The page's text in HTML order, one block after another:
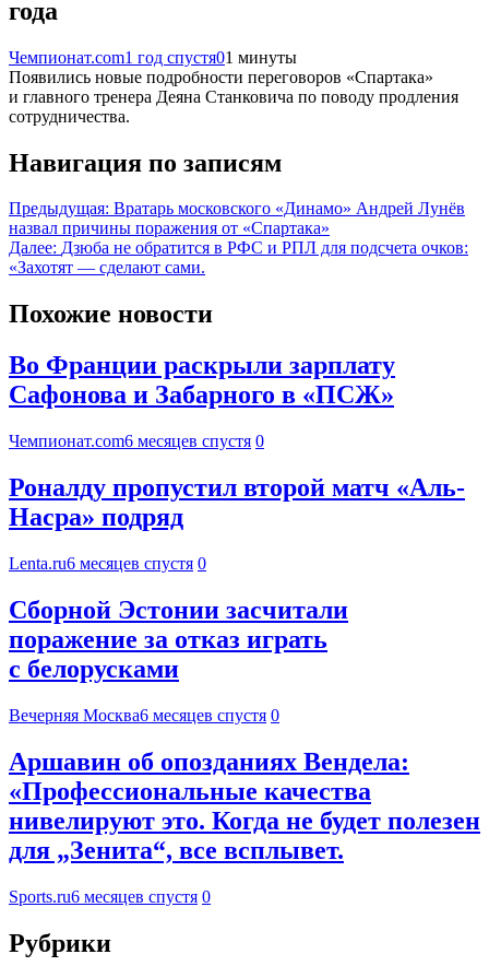
года
Чемпионат.com1 год спустя01 минуты
Появились новые подробности переговоров «Спартака»
и главного тренера Деяна Станковича по поводу продления
сотрудничества.
Навигация по записям
Предыдущая: Вратарь московского «Динамо» Андрей Лунёв
назвал причины поражения от «Спартака»
Далее: Дзюба не обратится в РФС и РПЛ для подсчета очков:
«Захотят — сделают сами.
Похожие новости
Во Франции раскрыли зарплату
Сафонова и Забарного в «ПСЖ»
Чемпионат.com6 месяцев спустя 0
Роналду пропустил второй матч «Аль-
Насра» подряд
Lenta.ru6 месяцев спустя 0
Сборной Эстонии засчитали
поражение за отказ играть
с белорусками
Вечерняя Москва6 месяцев спустя 0
Аршавин об опозданиях Вендела:
«Профессиональные качества
нивелируют это. Когда не будет полезен
для „Зенита“, все всплывет.
Sports.ru6 месяцев спустя 0
Рубрики